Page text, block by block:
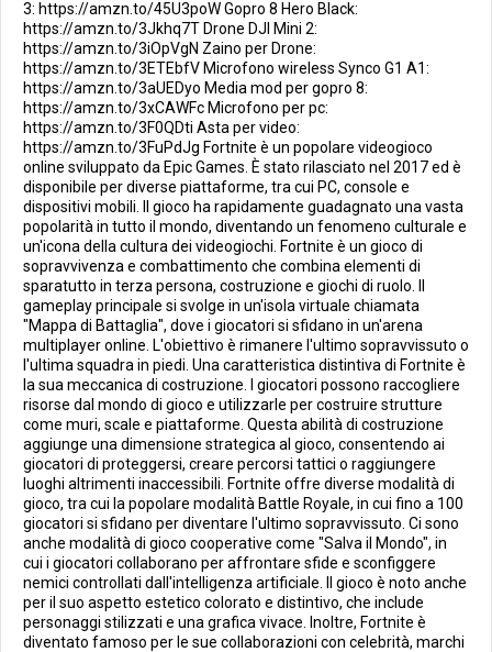
3: https://amzn.to/45U3poW Gopro 8 Hero Black:
https://amzn.to/3Jkhq7T Drone DJI Mini 2:
https://amzn.to/3iOpVgN Zaino per Drone:
https://amzn.to/3ETEbfV Microfono wireless Synco G1 A1:
https://amzn.to/3aUEDyo Media mod per gopro 8:
https://amzn.to/3xCAWFc Microfono per pc:
https://amzn.to/3F0QDti Asta per video:
https://amzn.to/3FuPdJg Fortnite è un popolare videogioco
online sviluppato da Epic Games. È stato rilasciato nel 2017 ed è
disponibile per diverse piattaforme, tra cui PC, console e
dispositivi mobili. Il gioco ha rapidamente guadagnato una vasta
popolarità in tutto il mondo, diventando un fenomeno culturale e
un'icona della cultura dei videogiochi. Fortnite è un gioco di
sopravvivenza e combattimento che combina elementi di
sparatutto in terza persona, costruzione e giochi di ruolo. Il
gameplay principale si svolge in un'isola virtuale chiamata
"Mappa di Battaglia", dove i giocatori si sfidano in un'arena
multiplayer online. L'obiettivo è rimanere l'ultimo sopravvissuto o
l'ultima squadra in piedi. Una caratteristica distintiva di Fortnite è
la sua meccanica di costruzione. I giocatori possono raccogliere
risorse dal mondo di gioco e utilizzarle per costruire strutture
come muri, scale e piattaforme. Questa abilità di costruzione
aggiunge una dimensione strategica al gioco, consentendo ai
giocatori di proteggersi, creare percorsi tattici o raggiungere
luoghi altrimenti inaccessibili. Fortnite offre diverse modalità di
gioco, tra cui la popolare modalità Battle Royale, in cui fino a 100
giocatori si sfidano per diventare l'ultimo sopravvissuto. Ci sono
anche modalità di gioco cooperative come "Salva il Mondo", in
cui i giocatori collaborano per affrontare sfide e sconfiggere
nemici controllati dall'intelligenza artificiale. Il gioco è noto anche
per il suo aspetto estetico colorato e distintivo, che include
personaggi stilizzati e una grafica vivace. Inoltre, Fortnite è
diventato famoso per le sue collaborazioni con celebrità, marchi